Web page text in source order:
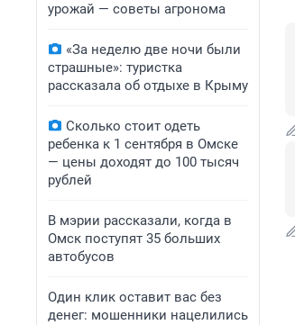
урожай — советы агронома
«За неделю две ночи были
страшные»: туристка
рассказала об отдыхе в Крыму
Сколько стоит одеть
ребенка к 1 сентября в Омске
— цены доходят до 100 тысяч
рублей
В мэрии рассказали, когда в
Омск поступят 35 больших
автобусов
Один клик оставит вас без
денег: мошенники нацелились